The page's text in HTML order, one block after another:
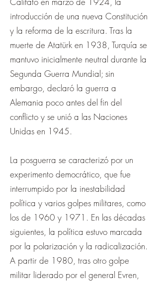
introducción de una nueva Constitución
y la reforma de la escritura. Tras la
muerte de Atatürk en 1938, Turquía se
mantuvo inicialmente neutral durante la
Segunda Guerra Mundial; sin
embargo, declaró la guerra a
Alemania poco antes del fin del
conflicto y se unió a las Naciones
Unidas en 1945.
La posguerra se caracterizó por un
experimento democrático, que fue
interrumpido por la inestabilidad
política y varios golpes militares, como
los de 1960 y 1971. En las décadas
siguientes, la política estuvo marcada
por la polarización y la radicalización.
A partir de 1980, tras otro golpe
militar liderado por el general Evren,